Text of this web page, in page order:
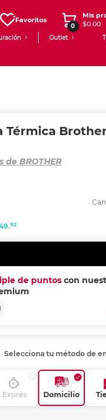
Favoritos
0
Mis
$0.00
Outlet
Térmica
de BROTHER
92
de puntos con
Selecciona tu método de
Exprés Domicilio